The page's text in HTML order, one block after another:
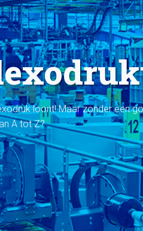
loont! Maar zonder een
A tot Z?